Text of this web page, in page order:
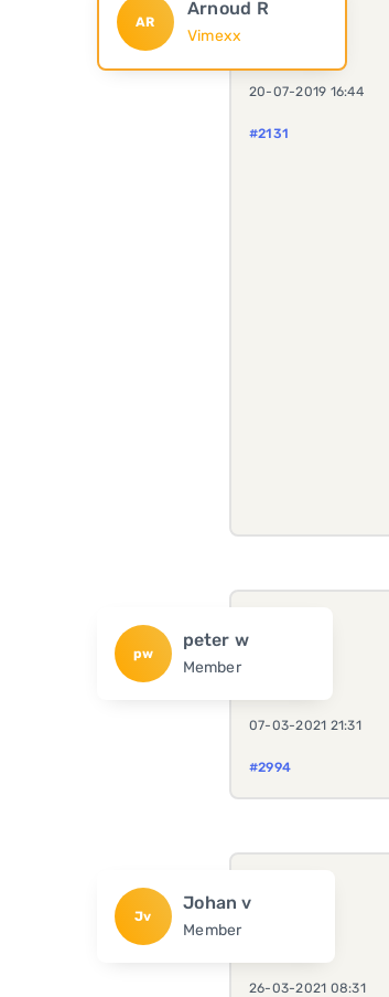
AR
Arnoud R
Vimexx
20-07-2019 16:44
#2131
pw
peter w
Member
07-03-2021 21:31
#2994
Jv
Johan v
Member
26-03-2021 08:31